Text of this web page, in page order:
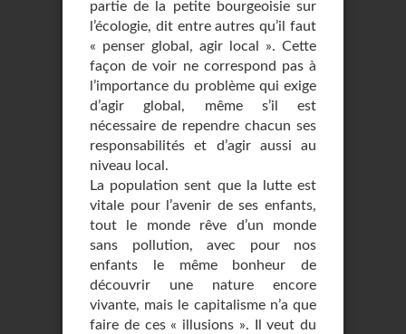
partie de la petite bourgeoisie sur
l’écologie, dit entre autres qu’il faut
« penser global, agir local ». Cette
façon de voir ne correspond pas à
l’importance du problème qui exige
d’agir global, même s’il est
nécessaire de rependre chacun ses
responsabilités et d’agir aussi au
niveau local.
La population sent que la lutte est
vitale pour l’avenir de ses enfants,
tout le monde rêve d’un monde
sans pollution, avec pour nos
enfants le même bonheur de
découvrir une nature encore
vivante, mais le capitalisme n’a que
faire de ces « illusions ». Il veut du